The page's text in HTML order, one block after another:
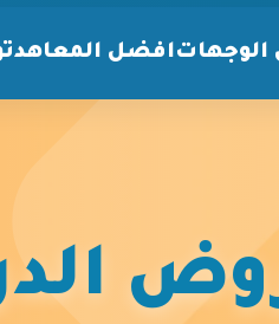
افضل المعاهد